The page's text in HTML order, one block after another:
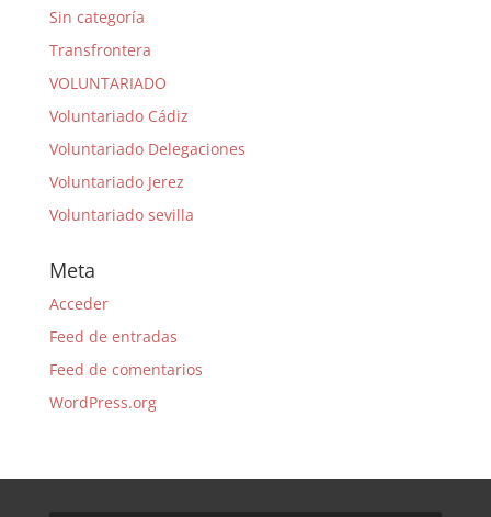
Sin categoría
Transfrontera
VOLUNTARIADO
Voluntariado Cádiz
Voluntariado Delegaciones
Voluntariado Jerez
Voluntariado sevilla
Meta
Acceder
Feed de entradas
Feed de comentarios
WordPress.org